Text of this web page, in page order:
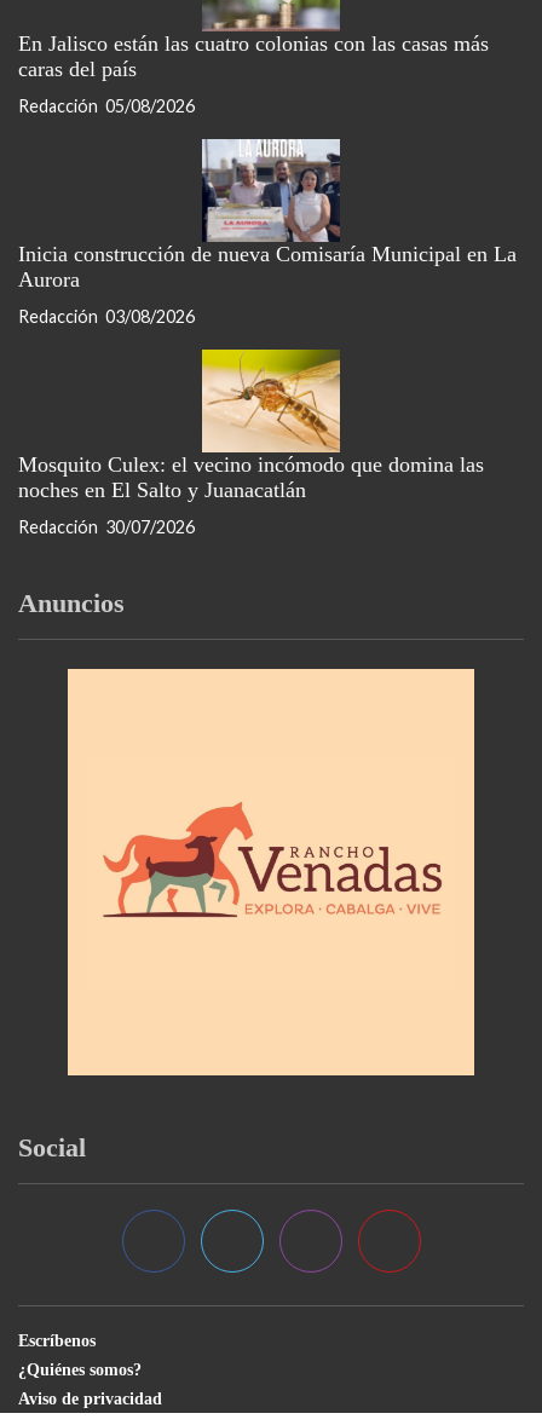
En Jalisco están las cuatro colonias con las casas más
caras del país
Redacción 05/08/2026
Inicia construcción de nueva Comisaría Municipal en La
Aurora
Redacción 03/08/2026
Mosquito Culex: el vecino incómodo que domina las
noches en El Salto y Juanacatlán
Redacción 30/07/2026
Anuncios
Social
Escríbenos
¿Quiénes somos?
Aviso de privacidad